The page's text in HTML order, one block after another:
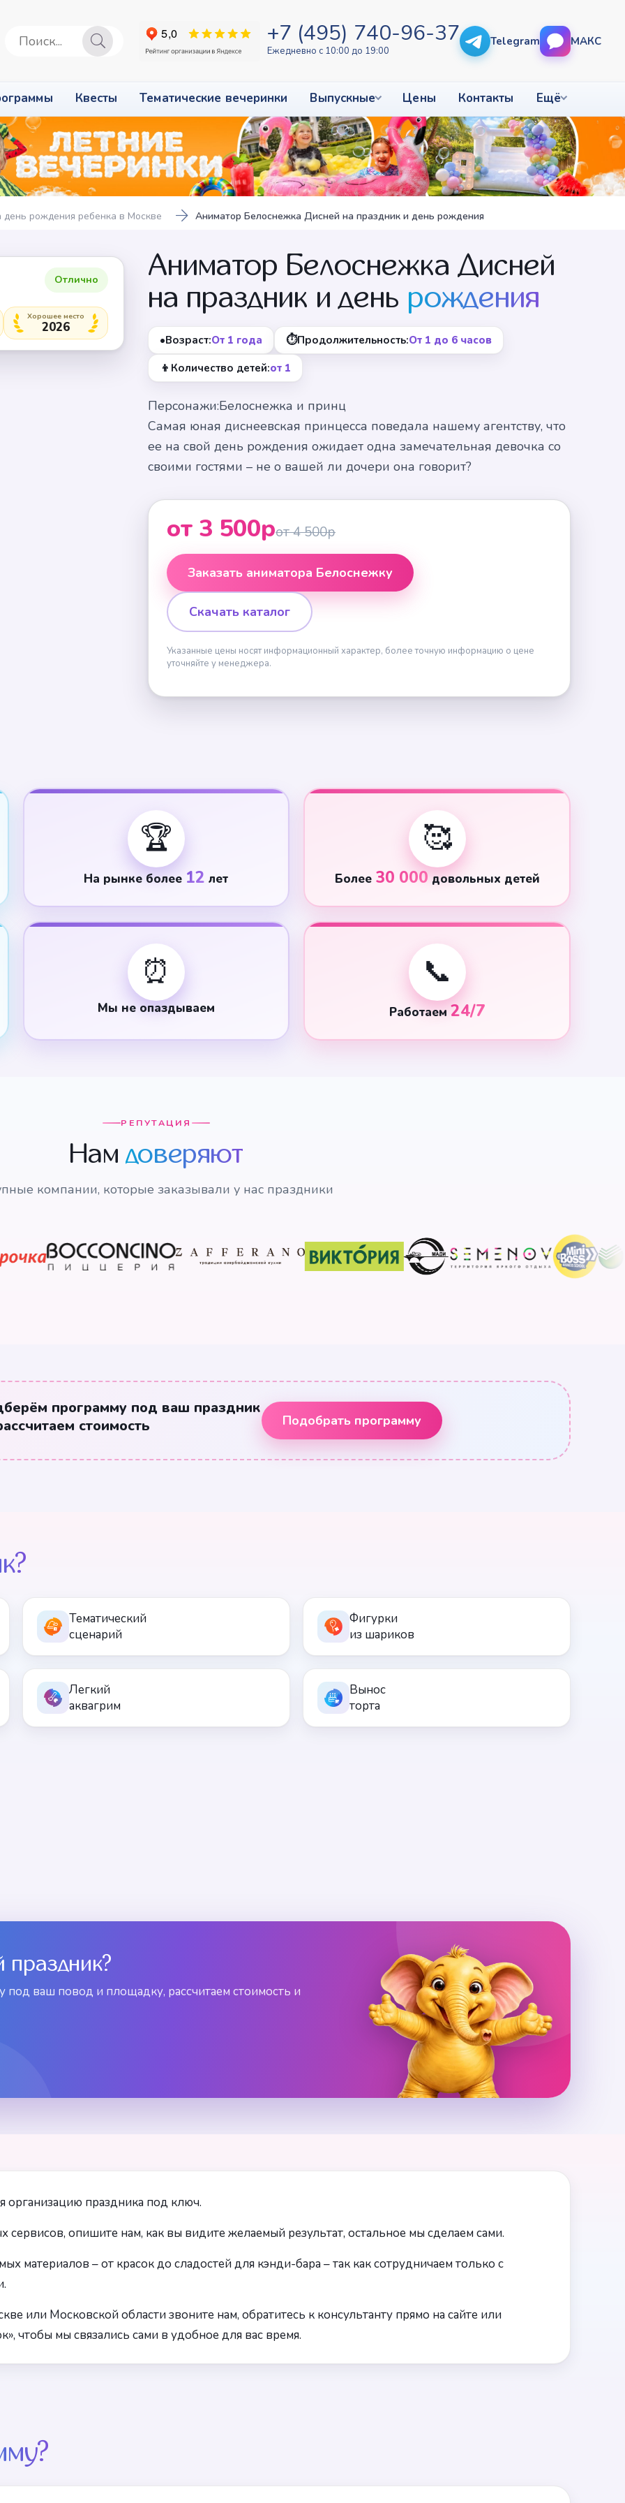
+7 (495) 740-96-37
Ежедневно с 10:00 до 19:00
Telegram МАКС
Квесты Тематические вечеринки Выпускные Цены Контакты Ещё
рождения ребенка в Москве Аниматор Белоснежка Дисней на праздник и день рождения
Хорошее место
2026
Отлично
Аниматор Белоснежка Дисней
на праздник и день рождения
•Возраст:От 1 года ⏱Продолжительность:От 1 до 6 часов
👦 Количество детей:от 1
Персонажи:Белоснежка и принц
Самая юная диснеевская принцесса поведала нашему агентству, что
ее на свой день рождения ожидает одна замечательная девочка со
своими гостями – не о вашей ли дочери она говорит?
от 3 500рот 4 500р
Заказать аниматора Белоснежку
Скачать каталог
Указанные цены носят информационный характер, более точную информацию о цене
уточняйте у менеджера.
🏆
На рынке более 12 лет
🥰
Более 30 000 довольных детей
⏰
Мы не опаздываем
📞
Работаем 24/7
РЕПУТАЦИЯ
Нам доверяют
компании, которые заказывали у нас праздники
программу под ваш праздник
стоимость
Подобрать программу
Тематический
сценарий
Фигурки
из шариков
Легкий
аквагрим
Вынос
торта
праздник?
ваш повод и площадку, рассчитаем стоимость и
организацию праздника под ключ.
опишите нам, как вы видите желаемый результат, остальное мы сделаем сами.
материалов – от красок до сладостей для кэнди-бара – так как сотрудничаем только с
или Московской области звоните нам, обратитесь к консультанту прямо на сайте или
чтобы мы связались сами в удобное для вас время.